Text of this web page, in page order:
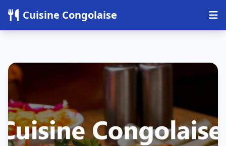
Cuisine Congolaise